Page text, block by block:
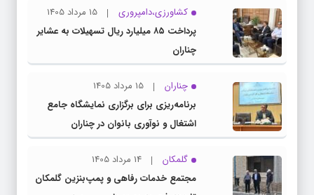
کشاورزی،دامپروری
15 مرداد 1405
پرداخت ۸۵ میلیارد ریال تسهیلات به عشایر
چناران
چناران
15 مرداد 1405
برنامه‌ریزی برای برگزاری نمایشگاه جامع
اشتغال و نوآوری بانوان در چناران
گلمکان
14 مرداد 1405
مجتمع خدمات رفاهی و پمپ‌بنزین گلمکان